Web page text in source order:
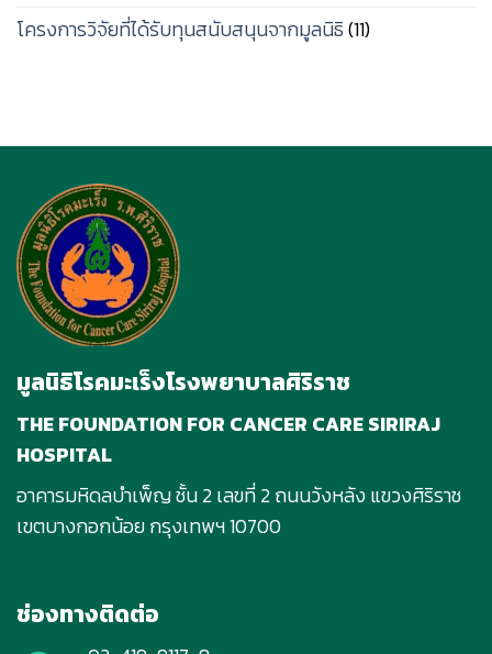
ยากไร้
จำนวน
เงิน
โครงการวิจัยที่ได้รับทุนสนับสนุนจากมูลนิธิ(11)
มูลนิธิโรคมะเร็งโรงพยาบาลศิริราช
THE FOUNDATION FOR CANCER CARE SIRIRAJ
HOSPITAL
อาคารมหิดลบําเพ็ญ ชั้น 2 เลขที่ 2 ถนนวังหลัง แขวงศิริราช
เขตบางกอกน้อย กรุงเทพฯ 10700
ช่องทางติดต่อ